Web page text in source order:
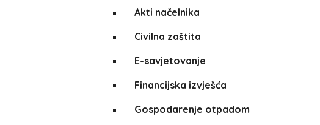
Akti načelnika
Civilna zaštita
E-savjetovanje
Financijska izvješća
Gospodarenje otpadom